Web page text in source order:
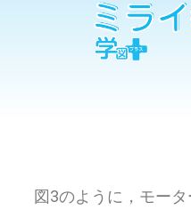
図3のように，モータ